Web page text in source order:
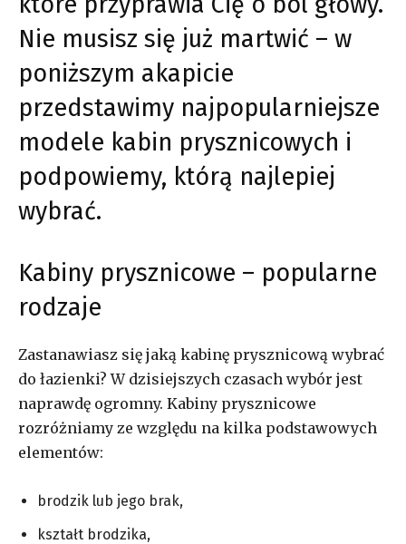
Nie musisz się już martwić – w
poniższym akapicie
przedstawimy najpopularniejsze
modele kabin prysznicowych i
podpowiemy, którą najlepiej
wybrać.
Kabiny prysznicowe – popularne
rodzaje
Zastanawiasz się jaką kabinę prysznicową wybrać
do łazienki? W dzisiejszych czasach wybór jest
naprawdę ogromny. Kabiny prysznicowe
rozróżniamy ze względu na kilka podstawowych
elementów:
brodzik lub jego brak,
kształt brodzika,